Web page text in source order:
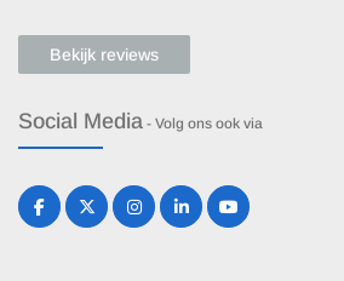
Bekijk reviews
Social Media - Volg ons ook via